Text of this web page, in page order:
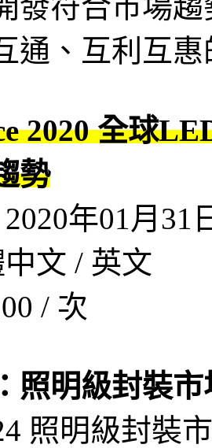
通、互利互
2020 全球
勢
年01月31
文 / 英文
/ 次
照明級封裝市
照明級封裝